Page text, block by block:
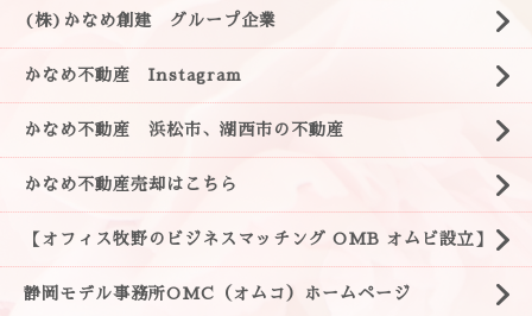
(株)かなめ創建 グループ企業
かなめ不動産 Instagram
かなめ不動産 浜松市、湖西市の不動産
かなめ不動産売却はこちら
【オフィス牧野のビジネスマッチング OMB オムビ設立】
静岡モデル事務所OMC（オムコ）ホームページ